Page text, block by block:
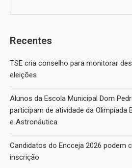
Recentes
TSE cria conselho para monitorar
eleições
Alunos da Escola Municipal Dom
participam de atividade da Olimpíada
e Astronáutica
Candidatos do Encceja 2026 podem
inscrição